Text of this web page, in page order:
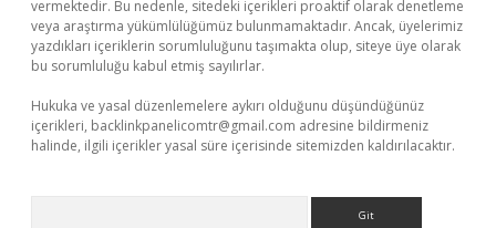
vermektedir. Bu nedenle, sitedeki içerikleri proaktif olarak denetleme
veya araştırma yükümlülüğümüz bulunmamaktadır. Ancak, üyelerimiz
yazdıkları içeriklerin sorumluluğunu taşımakta olup, siteye üye olarak
bu sorumluluğu kabul etmiş sayılırlar.
Hukuka ve yasal düzenlemelere aykırı olduğunu düşündüğünüz
içerikleri, backlinkpanelicomtr@gmail.com adresine bildirmeniz
halinde, ilgili içerikler yasal süre içerisinde sitemizden kaldırılacaktır.